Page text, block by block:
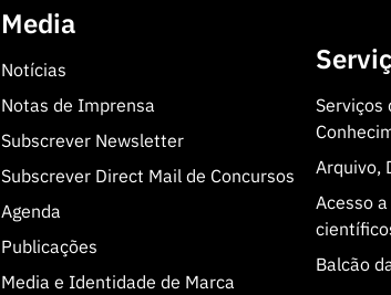
Media
Notícias
Notas de Imprensa
Subscrever Newsletter
Subscrever Direct Mail de Concursos
Agenda
Publicações
Media e Identidade de Marca
Serviços
Arquivo,
Acesso
Balcão